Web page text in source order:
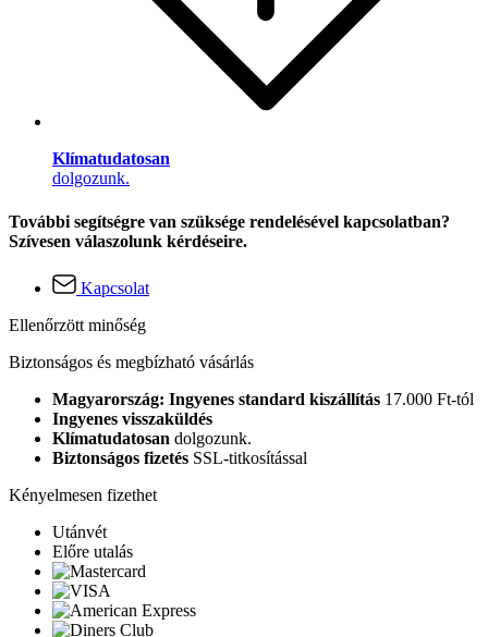
Klímatudatosan
dolgozunk.
További segítségre van szüksége rendelésével kapcsolatban?
Szívesen válaszolunk kérdéseire.
Kapcsolat
Ellenőrzött minőség
Biztonságos és megbízható vásárlás
Magyarország: Ingyenes standard kiszállítás 17.000 Ft-tól
Ingyenes visszaküldés
Klímatudatosan dolgozunk.
Biztonságos fizetés SSL-titkosítással
Kényelmesen fizethet
Utánvét
Előre utalás